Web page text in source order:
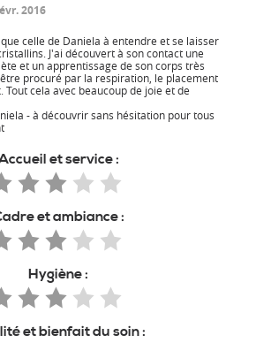
2016
celle de Daniela à entendre et se laisser
J'ai découvert à son contact une
et un apprentissage de son corps très
procuré par la respiration, le placement
Tout cela avec beaucoup de joie et de
- à découvrir sans hésitation pour tous
et service :
et ambiance :
Hygiène :
et bienfait du soin :